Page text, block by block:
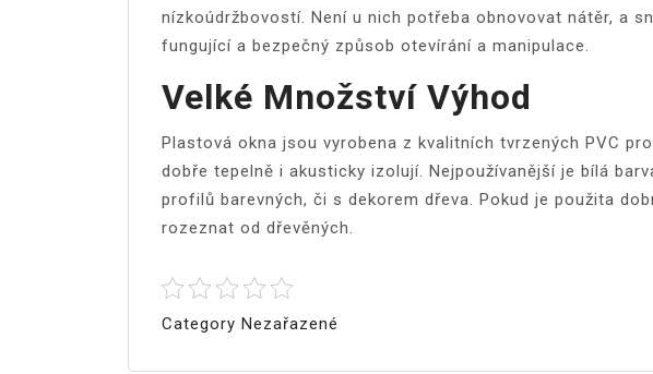
nízkoúdržbovostí. Není u nich potřeba obnovovat nátěr, a
fungující a bezpečný způsob otevírání a manipulace.
Velké Množství Výhod
Plastová okna jsou vyrobena z kvalitních tvrzených PVC
dobře tepelně i akusticky izolují. Nejpoužívanější je bílá
profilů barevných, či s dekorem dřeva. Pokud je použita
rozeznat od dřevěných.
Category Nezařazené